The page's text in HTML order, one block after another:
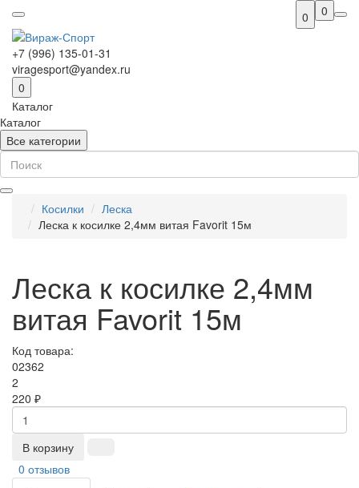
0
0
+7 (996) 135-01-31
viragesport@yandex.ru
0
Каталог
Каталог
Все категории
Косилки
Леска
Леска к косилке 2,4мм витая Favorit 15м
Леска к косилке 2,4мм
витая Favorit 15м
Код товара:
02362
2
220 ₽
В корзину
0 отзывов